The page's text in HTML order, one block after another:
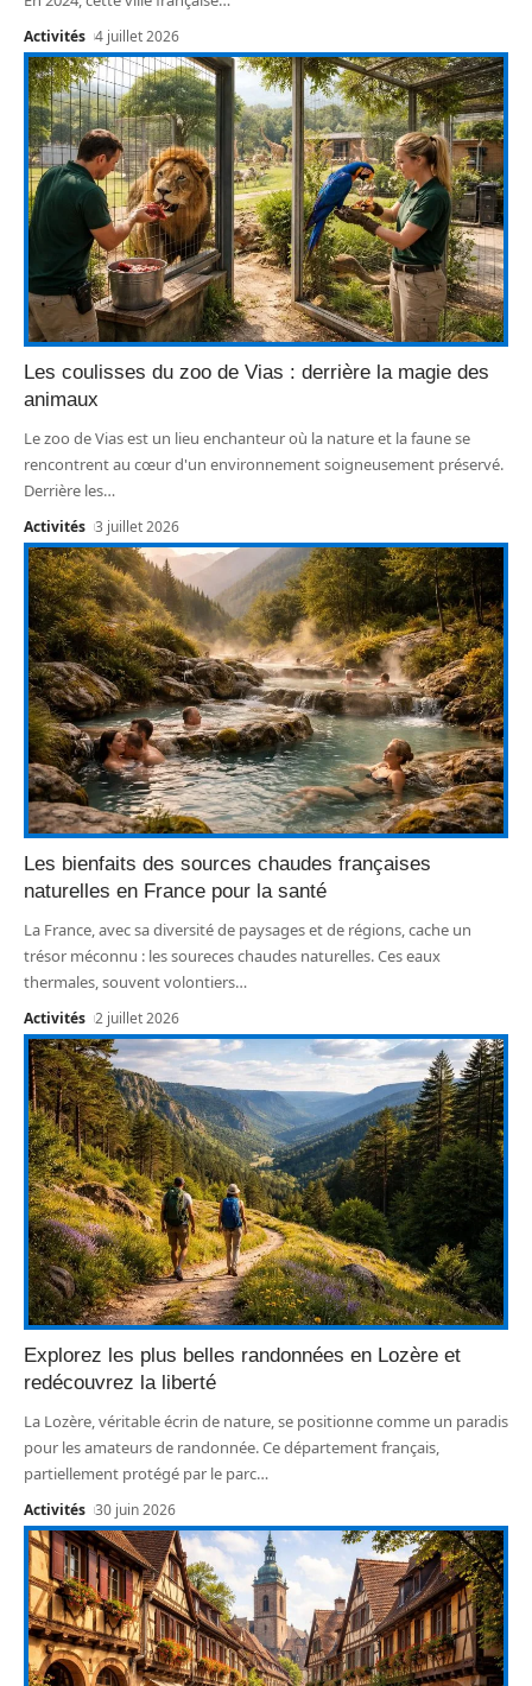
Activités 4 juillet 2026
Les coulisses du zoo de Vias : derrière la magie des
animaux
Le zoo de Vias est un lieu enchanteur où la nature et la faune se
rencontrent au cœur d'un environnement soigneusement préservé.
Derrière les…
Activités 3 juillet 2026
Les bienfaits des sources chaudes françaises
naturelles en France pour la santé
La France, avec sa diversité de paysages et de régions, cache un
trésor méconnu : les soureces chaudes naturelles. Ces eaux
thermales, souvent volontiers…
Activités 2 juillet 2026
Explorez les plus belles randonnées en Lozère et
redécouvrez la liberté
La Lozère, véritable écrin de nature, se positionne comme un paradis
pour les amateurs de randonnée. Ce département français,
partiellement protégé par le parc…
Activités 30 juin 2026